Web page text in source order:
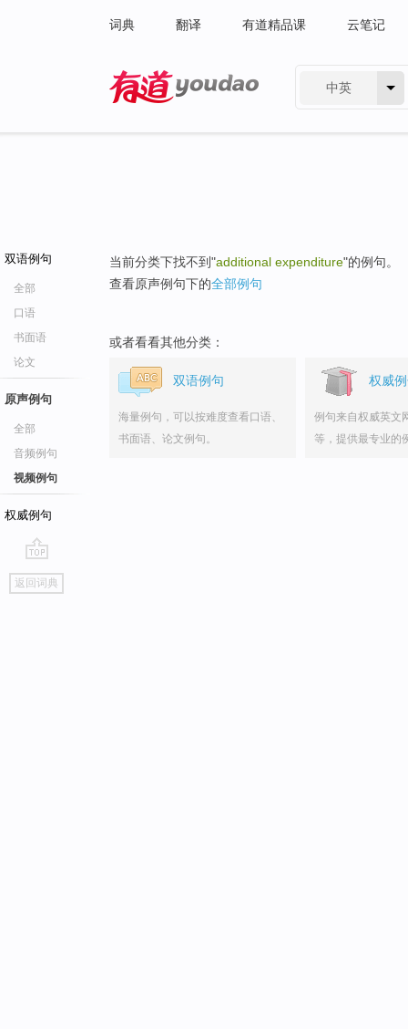
词典 翻译 有道精品课 云笔记
中英
双语例句
全部
口语
书面语
论文
原声例句
全部
音频例句
视频例句
权威例句
go
top
返回词典
当前分类下找不到"additional expenditure"的例句。
查看原声例句下的全部例句
或者看看其他分类：
双语例句
海量例句，可以按难度查看口语、
书面语、论文例句。
权威
例句来自权威英文
等，提供最专业的